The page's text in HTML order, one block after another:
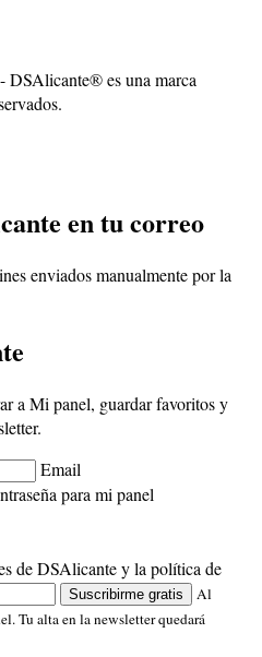
es una marca
en tu correo
enviados manualmente por la
a Mi panel, guardar favoritos y
Email
para mi panel
de DSAlicante y la política de
Suscribirme gratis
Al
Tu alta en la newsletter quedará